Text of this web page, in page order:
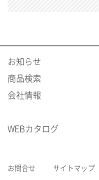
お知らせ
商品検索
会社情報
WEBカタログ
お問合せ サイトマップ